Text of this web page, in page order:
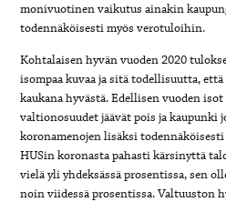
monivuotinen vaikutus ainakin
todennäköisesti myös verotuloihin.
Kohtalaisen hyvän vuoden 2020
isompaa kuvaa ja sitä todellisuutta,
kaukana hyvästä. Edellisen vuoden
valtionosuudet jäävät pois ja kaupunki
koronamenojen lisäksi todennäköisesti
HUSin koronasta pahasti kärsinyttä
vielä yli yhdeksässä prosentissa, sen
noin viidessä prosentissa. Valtuuston